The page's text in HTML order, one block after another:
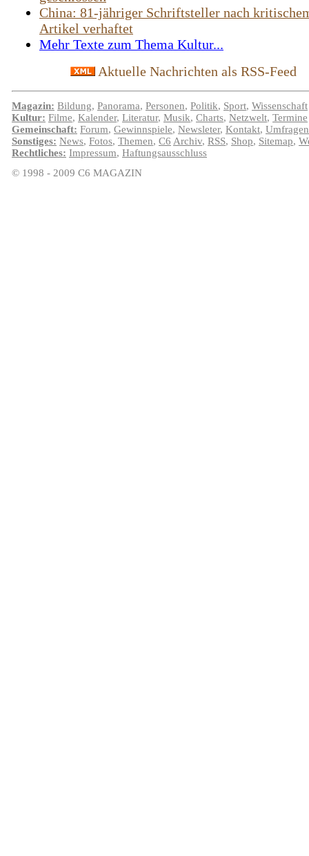
China: 81-jähriger Schriftsteller nach
Artikel verhaftet
Mehr Texte zum Thema Kultur...
Aktuelle Nachrichten als RSS-Feed
Magazin: Bildung, Panorama, Personen, Politik, Sport, Wissenschaft
Kultur: Filme, Kalender, Literatur, Musik, Charts, Netzwelt, Termine
Gemeinschaft: Forum, Gewinnspiele, Newsleter, Kontakt, Umfragen
Sonstiges: News, Fotos, Themen, C6 Archiv, RSS, Shop, Sitemap,
Rechtliches: Impressum, Haftungsausschluss
© 1998 - 2009 C6 MAGAZIN